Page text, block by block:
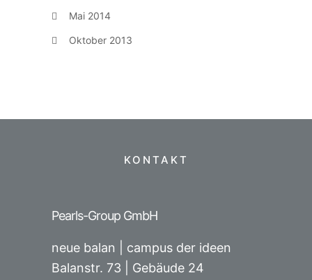
Mai 2014
Oktober 2013
KONTAKT
Pearls-Group GmbH
neue balan | campus der ideen
Balanstr. 73 | Gebäude 24